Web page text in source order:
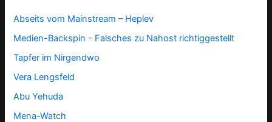
Abseits vom Mainstream – Heplev
Medien-Backspin - Falsches zu Nahost richtiggestellt
Tapfer im Nirgendwo
Vera Lengsfeld
Abu Yehuda
Mena-Watch